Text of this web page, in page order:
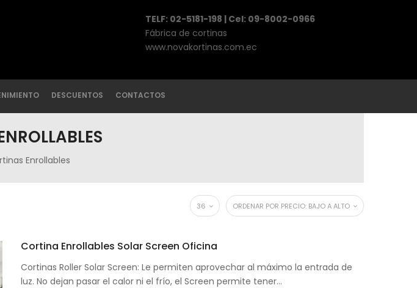
TELF: 02-5181-198 | Cel: 09-8002-0966
Fábrica de cortinas
www.novakortinas.com.ec
DESCUENTOS CONTACTOS
Enrollables
ORDENAR POR PRECIO: BAJO A ALTO
36
Cortina Enrollables Solar Screen Oficina
Cortinas Roller Solar Screen: Le permiten aprovechar al máximo la entrada de
luz. No dejan pasar el calor ni el frío, el Screen permite tener…